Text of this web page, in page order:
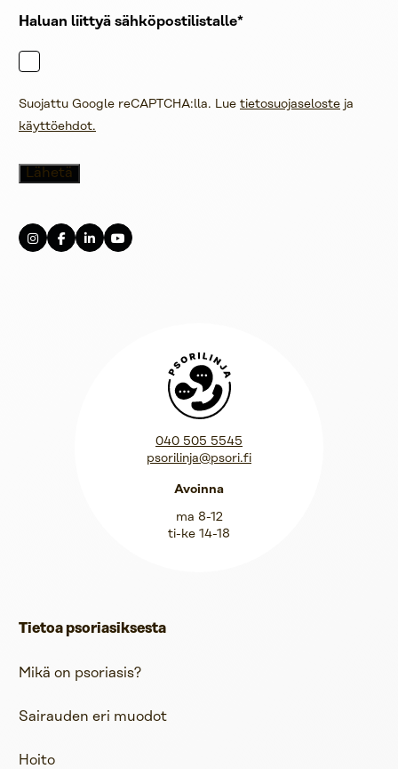
Haluan liittyä sähköpostilistalle
Suojattu Google reCAPTCHA:lla. Lue tietosuojaseloste ja
käyttöehdot.
Tietoa psoriasiksesta
Mikä on psoriasis?
Sairauden eri muodot
Hoito
Psorilinja
040 505 5545
psorilinja@psori.fi
Avoinna
ma 8-12
ti-ke 14-18